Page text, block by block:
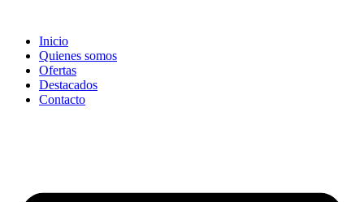
contenido
Inicio
Quienes somos
Ofertas
Destacados
Contacto